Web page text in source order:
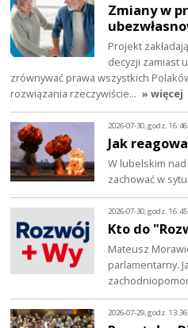
Zmiany w
Projekt
decyzji zamiast
zrównywać prawa wszystkich
rozwiązania rzeczywiście… » więcej
2026-07-30, godz. 16:46
Jak
W lubelskim nad
zachować w
2026-07-30, godz. 16:45
Kto do
Mateusz
parlamentarny.
2026-07-29, godz. 13:36